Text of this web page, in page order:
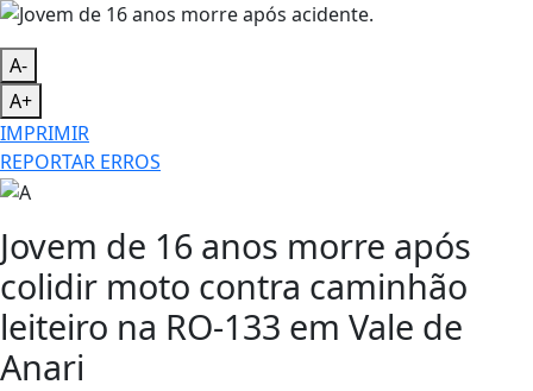
A-
A+
IMPRIMIR
REPORTAR ERROS
Jovem de 16 anos morre após
colidir moto contra caminhão
leiteiro na RO-133 em Vale de
Anari